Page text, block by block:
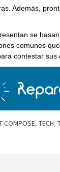
Además,
se
comunes
contestar sus
COMPOSE, TECH,